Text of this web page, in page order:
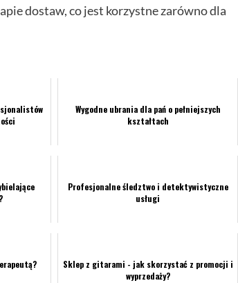
dostaw, co jest korzystne zarówno dla
Wygodne ubrania dla pań o pełniejszych
kształtach
Profesjonalne śledztwo i detektywistyczne
usługi
Sklep z gitarami - jak skorzystać z promocji i
wyprzedaży?